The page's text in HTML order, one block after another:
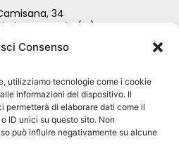
Consenso
utilizziamo tecnologie come i cookie
informazioni del dispositivo. Il
permetterà di elaborare dati come il
ID unici su questo sito. Non
può influire negativamente su alcune
34
Di Quartesolo (VI)
06396310960